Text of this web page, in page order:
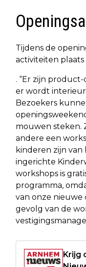
Tijdens de
activiteiten plaats
. “Er zijn
er wordt
Bezoekers
mouwen steken.
andere een
kinderen zijn van
ingerichte
workshops is
programma,
van onze nieuwe
gevolg van de
Krijg